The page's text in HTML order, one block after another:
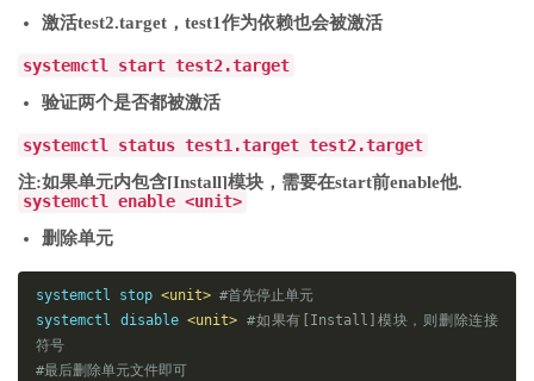
# 合并显示多个 Unit 的日志
e today
# 查看指定优先级（及其以上级别）的日志，共有8级
# 0: emerg
# 2: crit
# 3: err
# 4: warning
# 6: info
# 7: debug
$ sudo journalctl
激活test2.target，test1作为依赖也会被激活
systemctl start test2.target
验证两个是否都被激活
systemctl status test1.target test2.target
注:如果单元内包含[Install]模块，需要在start前enable他.
systemctl enable <unit>
删除单元
systemctl stop <unit> #首先停止单元
systemctl disable <unit> #如果有[Install]模块，则删除连接
符号
#最后删除单元文件即可